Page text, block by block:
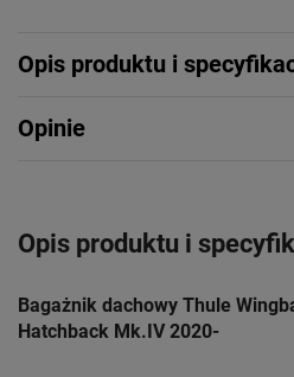
Opis produktu i
Opinie
Opis produktu i
Bagażnik dachowy Thule
Hatchback Mk.IV 2020-